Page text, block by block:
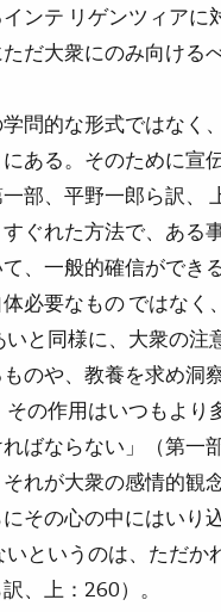
ンテ リゲンツィアに
だ大衆にのみ向ける
学問的な形式ではな
ある。そのために宣
部、平野一郎ら訳、
すぐれた方法で、あ
、一般的確信ができ
必要なもの ではな
いと同様に、大衆の
のや、教養を求め洞
の作用はいつもよ
ばならない」（第一
それが大衆の感情的
その心の中にはいり
というのは、ただ
、上：260）。